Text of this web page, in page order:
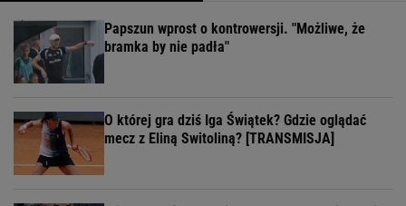
Papszun wprost o kontrowersji. "Możliwe, że
bramka by nie padła"
O której gra dziś Iga Świątek? Gdzie oglądać
mecz z Eliną Switoliną? [TRANSMISJA]